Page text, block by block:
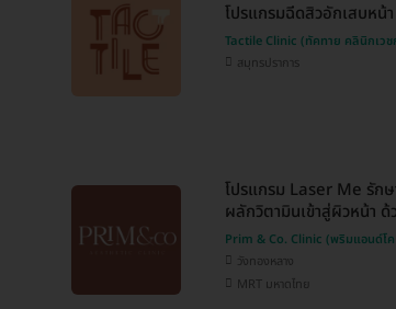
โปรแกรมฉีดสิวอักเสบหน้
Tactile Clinic (ทัคทาย คลินิกเวช
สมุทรปราการ
โปรแกรม Laser Me รัก
ผลักวิตามินเข้าสู่ผิวหน้า
Prim & Co. Clinic (พริมแอนด์โ
วังทองหลาง
MRT มหาดไทย